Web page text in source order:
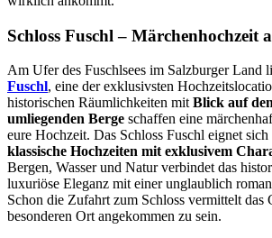
Schloss Fuschl – Märchenhochzeit
Am Ufer des Fuschlsees im Salzburger Land
Fuschl, eine der exklusivsten
historischen Räumlichkeiten mit Blick auf
umliegenden Berge schaffen eine
eure Hochzeit. Das Schloss Fuschl eignet
klassische Hochzeiten mit exklusivem
Bergen, Wasser und Natur verbindet das
luxuriöse Eleganz mit einer unglaublich
Schon die Zufahrt zum Schloss vermittelt das
besonderen Ort angekommen zu sein.